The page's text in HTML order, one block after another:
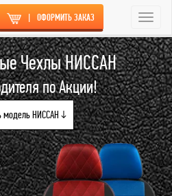
| ОФОРМИТЬ ЗАКАЗ
Чехлы НИССАН
по Акции!
модель НИССАН ↓